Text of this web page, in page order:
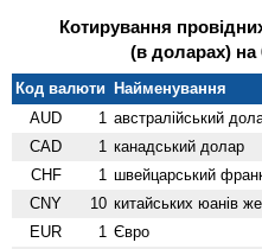
Котирування
(в доларах) на
Код валюти Найменування
AUD
1 австралійський
CAD 1 канадський долар
CHF 1 швейцарський
CNY 10 китайських юанів
EUR 1 Євро